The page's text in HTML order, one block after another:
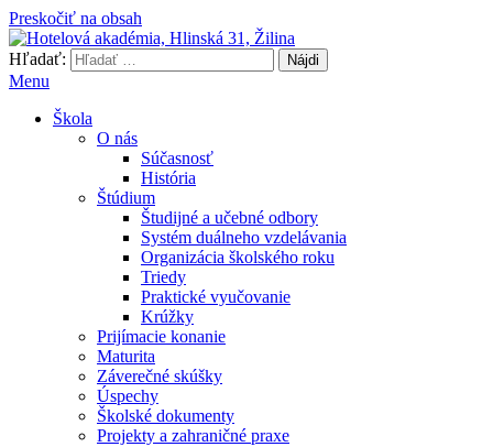
Preskočiť na obsah
Hotelová akadémia, Hlinská 31, Žilina
Hľadať:
Menu
Škola
O nás
Súčasnosť
História
Štúdium
Študijné a učebné odbory
Systém duálneho vzdelávania
Organizácia školského roku
Triedy
Praktické vyučovanie
Krúžky
Prijímacie konanie
Maturita
Záverečné skúšky
Úspechy
Školské dokumenty
Projekty a zahraničné praxe